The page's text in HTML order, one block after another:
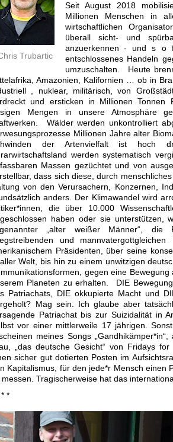
Trubartic
Seit August 2018
Millionen Menschen in
wirtschaftlichen
überall sicht- und
anzuerkennen - und s
entschlossenes Handeln
umzuschalten. Heute
Amazonien, Kalifornien … ob in
, nuklear, militärisch, von
und ersticken in Millionen Tonnen
Mengen in unsere Atmosphäre
Wälder werden unkontrolliert
Millionen Jahre alter
der Artenvielfalt ist hoch
werden systematisch
Massen gezüchtet und von
dass sich diese, durch
von den Verursachern, Konzernen,
anders. Der Klimawandel wird
die über 10.000
haben oder sie unterstützen,
„alter weißer Männer“, die
und
Präsidenten, über seine
Welt, bis hin zu einem unwitzigen
gegen eine
Planeten zu erhalten. DIE
Patriachats, DIE okkupierte Macht und
Mag sein. Ich glaube aber
Patriachat bis zur Suizidalität in
vor einer mittlerweile 17 jährigen.
meines Songs
„das deutsche Gesicht“ von Fridays
sicher gut dotierten Posten im
Kapitalismus, für den jede*r Mensch
messen. Tragischerweise hat das
*